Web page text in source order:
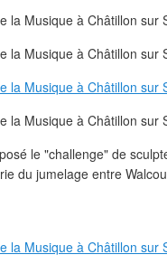
le "challenge" de
du jumelage entre